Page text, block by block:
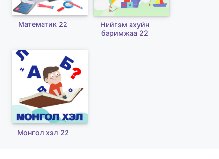
Математик 22
Нийгэм ахуйн
баримжаа 22
Монгол хэл 22